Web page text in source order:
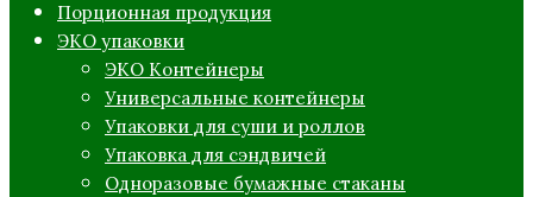
Порционная продукция
ЭКО упаковки
ЭКО Контейнеры
Универсальные контейнеры
Упаковки для суши и роллов
Упаковка для сэндвичей
Одноразовые бумажные стаканы